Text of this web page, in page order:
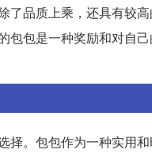
了品质上乘，还具有较
包包是一种奖励和对自
。包包作为一种实用